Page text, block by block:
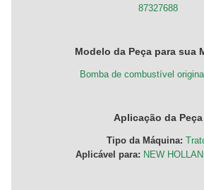
87327688
Modelo da Peça para sua
Bomba de combustível
Aplicação da Peça
Tipo da Máquina:
Aplicável para: NEW